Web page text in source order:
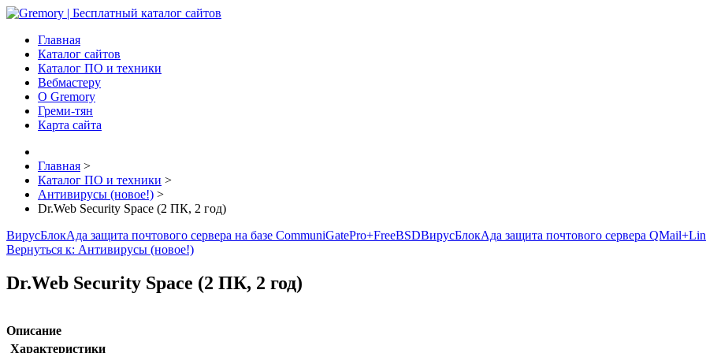
Главная
Каталог сайтов
Каталог ПО и техники
Вебмастеру
О Gremory
Греми-тян
Карта сайта
Главная >
Каталог ПО и техники >
Антивирусы (новое!) >
Dr.Web Security Space (2 ПК, 2 год)
ВирусБлокАда защита почтового сервера на базе CommuniGatePro+FreeBSDВирусБлокАда защита почтового сервера
Вернуться к: Антивирусы (новое!)
Dr.Web Security Space (2 ПК, 2 год)
Описание
Характеристики